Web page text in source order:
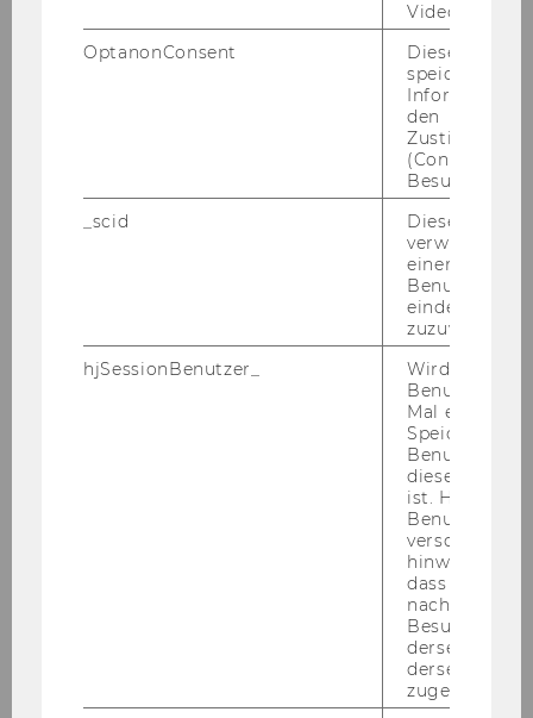
01.11.11
Unternehmensrechnung und
FWF-Projekt-MA post doc
Video
OptanonConsent
Dieses Cookie
speichert
den
(Consent)
Besuchers.
_scid
Dieses
verwendet,
einem/einer
Benutzer*in
eindeutige ID
zuzuweisen
hjSessionBenutzer_
Wird gesetzt,
Benutzer
Mal eine
Speichert die
Benutzer-ID,
diese Seite
ist. Hotjar
Benutzer
verschiedene
hinweg.Stellt
dass Daten
Besuchen auf
derselben
derselben
zugeordnet